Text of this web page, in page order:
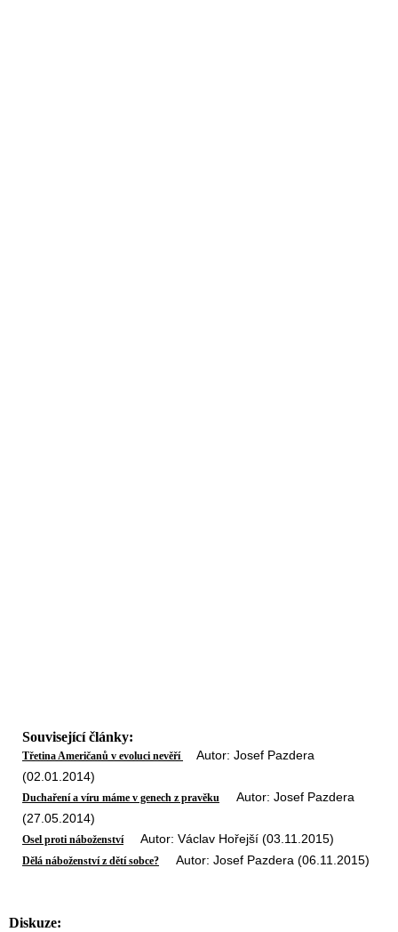
Související články:
Třetina Američanů v evoluci nevěří
Autor: Josef Pazdera
(02.01.2014)
Duchaření a víru máme v genech z pravěku Autor: Josef Pazdera
(27.05.2014)
Osel proti náboženstvíAutor: Václav Hořejší (03.11.2015)
Dělá náboženství z dětí sobce? Autor: Josef Pazdera (06.11.2015)
Diskuze: